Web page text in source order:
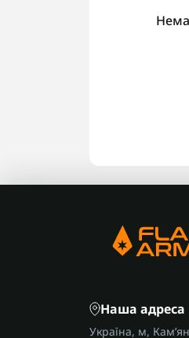
Наша адреса
Україна, м,